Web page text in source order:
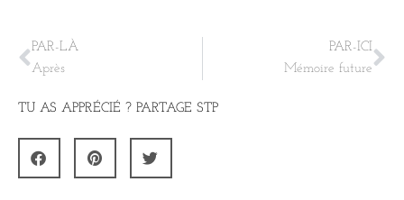
PAR-LÀ
Après
PAR-ICI
Mémoire future
TU AS APPRÉCIÉ ? PARTAGE STP